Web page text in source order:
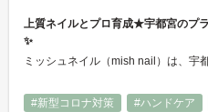
上質ネイルとプロ育成★宇都宮のプ
✨
#新型コロナ対策
#ハンドケア